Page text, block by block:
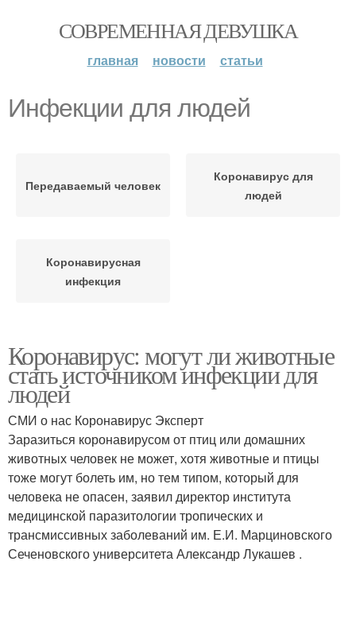
СОВРЕМЕННАЯ ДЕВУШКА
главная новости статьи
Инфекции для людей
Передаваемый человек
Коронавирус для
людей
Коронавирусная
инфекция
Коронавирус: могут ли животные
стать источником инфекции для
людей
СМИ о нас Коронавирус Эксперт
Заразиться коронавирусом от птиц или домашних
животных человек не может, хотя животные и птицы
тоже могут болеть им, но тем типом, который для
человека не опасен, заявил директор института
медицинской паразитологии тропических и
трансмиссивных заболеваний им. Е.И. Марциновского
Сеченовского университета Александр Лукашев .